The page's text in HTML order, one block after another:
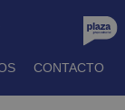
CONTACTO